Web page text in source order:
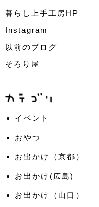
暮らし上手工房HP
Instagram
以前のブログ
そろり屋
イベント
おやつ
お出かけ（京都）
お出かけ(広島)
お出かけ（山口）